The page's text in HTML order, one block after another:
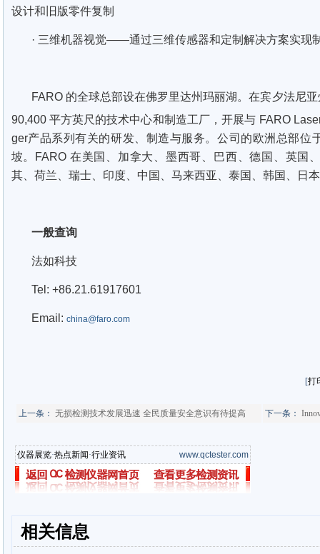
设计和旧版零件复制
· 三维机器视觉——通过三维传感器和定制解决方案实现
FARO 的全球总部设在佛罗里达州玛丽湖。在宾夕法尼
90,400 平方英尺的技术中心和制造工厂，开展与 FARO
ger产品系列有关的研发、制造与服务。公司的欧洲总部位
坡。FARO 在美国、加拿大、墨西哥、巴西、德国、英国
其、荷兰、瑞士、印度、中国、马来西亚、泰国、韩国、日
一般查询
法如科技
Tel: +86.21.61917601
Email: china@faro.com
[打
上一条： 无损检测技术发展迅速 全民质量安全意识有待提高 下一条：
仪器展览·热点新闻·行业资讯 www.qctester.com
相关信息